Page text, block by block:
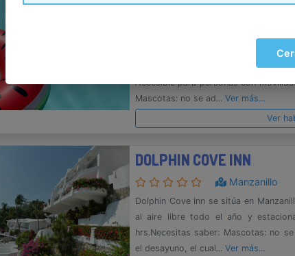
BEST WESTERN PLUS
Best Western Plus Luna del Mar se
fi gratis en zonas comunes y
Accesible para personas con
Mascotas: no se ad... Ver más...
Ver
DOLPHIN COVE INN
Manzanillo
Dolphin Cove Inn se sitúa en
al aire libre todo el año y
hrs.Necesitas saber: Mascotas: no
el desayuno, el cual... Ver más...